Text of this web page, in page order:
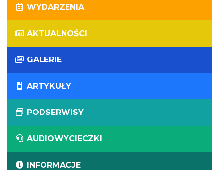
WYDARZENIA
AKTUALNOŚCI
GALERIE
ARTYKUŁY
PODSERWISY
AUDIOWYCIECZKI
INFORMACJE